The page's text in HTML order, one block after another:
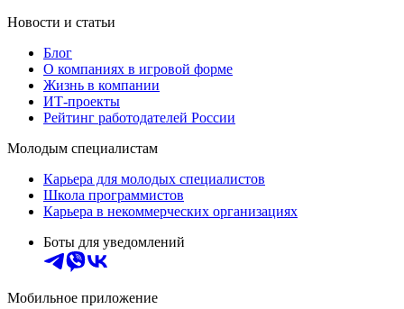
Новости и статьи
Блог
О компаниях в игровой форме
Жизнь в компании
ИТ-проекты
Рейтинг работодателей России
Молодым специалистам
Карьера для молодых специалистов
Школа программистов
Карьера в некоммерческих организациях
Боты для уведомлений
Мобильное приложение